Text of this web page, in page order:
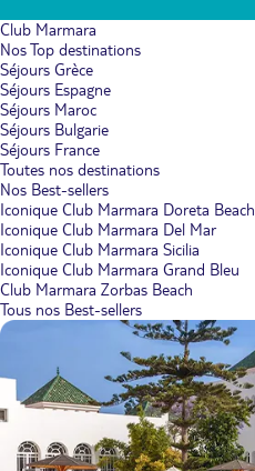
Club Marmara
Nos Top destinations
Séjours Grèce
Séjours Espagne
Séjours Maroc
Séjours Bulgarie
Séjours France
Toutes nos destinations
Nos Best-sellers
Iconique Club Marmara Doreta Beach
Iconique Club Marmara Del Mar
Iconique Club Marmara Sicilia
Iconique Club Marmara Grand Bleu
Club Marmara Zorbas Beach
Tous nos Best-sellers